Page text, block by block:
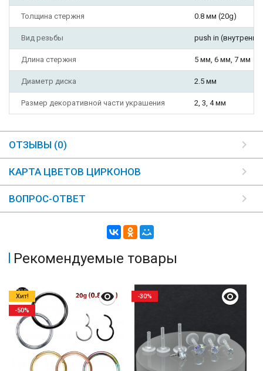
Толщина стержня 0.8 мм (20g)
Вид резьбы push in
Длина стержня 5 мм, 6 мм, 7 мм
Диаметр диска 2.5 мм
Размер декоративной части украшения 2, 3, 4 мм
ОТЗЫВЫ (0)
КАРТА ЦВЕТОВ ЦИРКОНОВ
ВОПРОС-ОТВЕТ
Рекомендуемые товары
Хит!
-50%
-30%